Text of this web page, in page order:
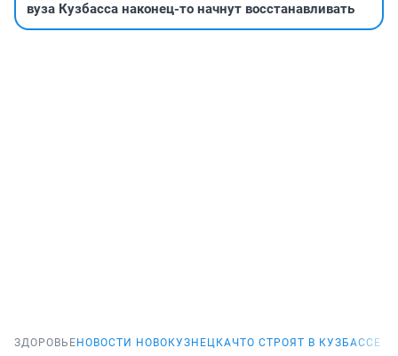
вуза Кузбасса наконец-то начнут восстанавливать
ЗДОРОВЬЕ НОВОСТИ НОВОКУЗНЕЦКАЧТО СТРОЯТ В КУЗБАССЕ